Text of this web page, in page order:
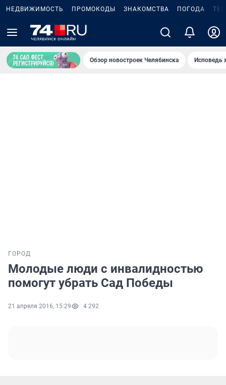
НЕДВИЖИМОСТЬ ПРОМОКОДЫ ЗНАКОМСТВА ПОГОДА
Обзор новостроек Челябинска Исповедь
ГОРОД
Молодые люди с инвалидностью
помогут убрать Сад Победы
21 апреля 2016, 15:29 4 292